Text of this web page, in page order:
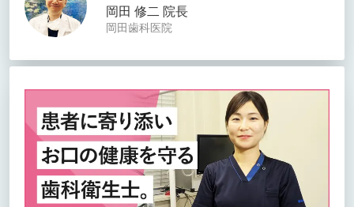
岡田 修二 院長
岡田歯科医院